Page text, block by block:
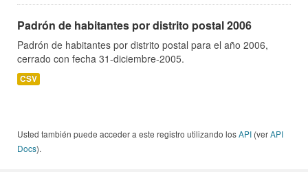
Padrón de habitantes por distrito postal 2006
Padrón de habitantes por distrito postal para el año 2006,
cerrado con fecha 31-diciembre-2005.
CSV
Usted también puede acceder a este registro utilizando losAPI (verAPI
Docs).